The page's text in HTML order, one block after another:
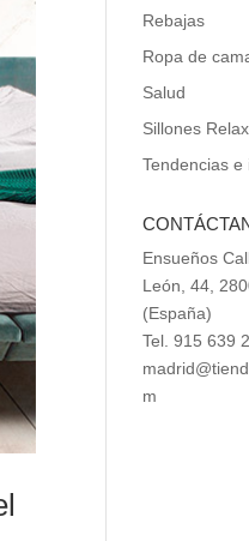
Rebajas
Ropa de
Salud
Sillones Relax
Tendencias e
Ensueños
León, 44,
(España)
Tel. 915 639
m